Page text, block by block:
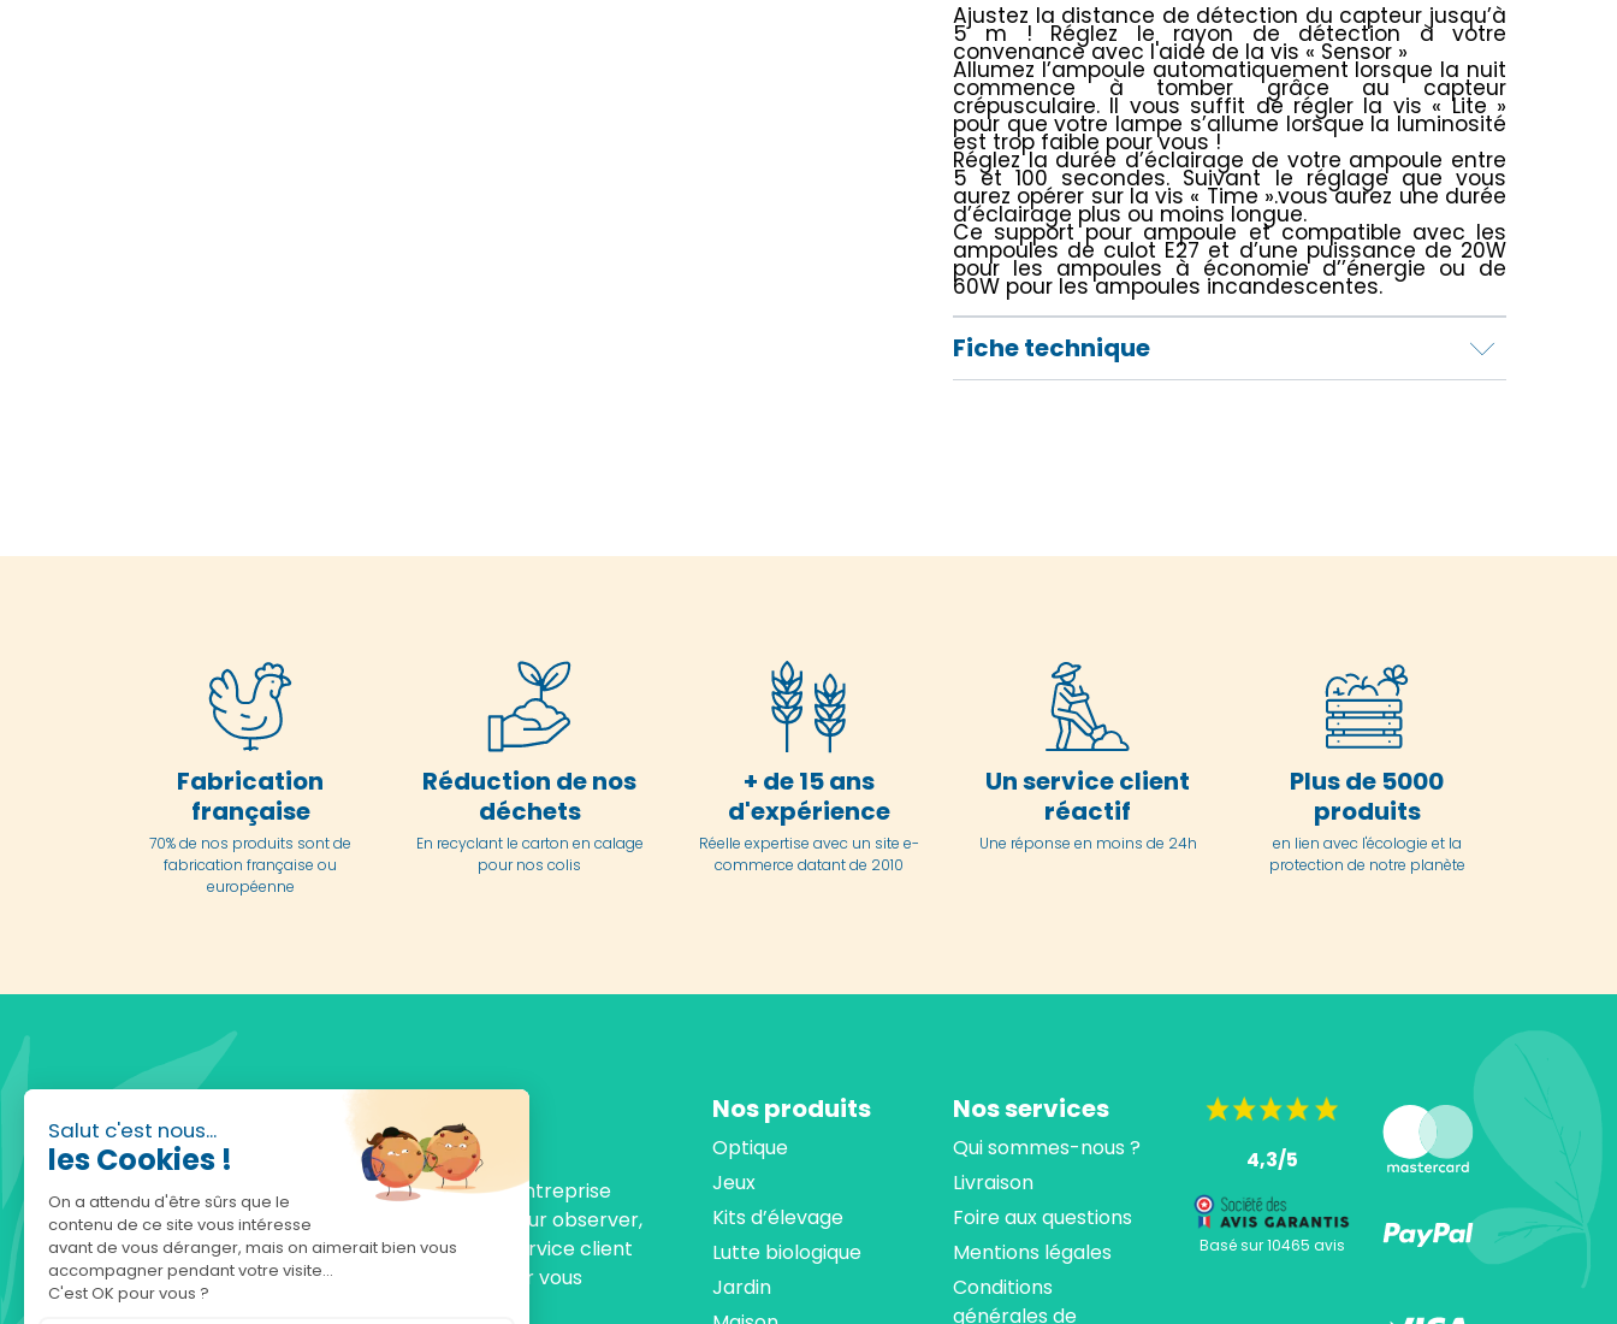
Salut c'est nous...
les Cookies !
On a attendu d'être sûrs que le
contenu de ce site vous intéresse
avant de vous déranger, mais on aimerait bien vous
accompagner pendant votre visite...
C'est OK pour vous ?
Ajustez la distance de détection du capteur jusqu’à
5 m ! Réglez le rayon de détection à votre
convenance avec l'aide de la vis « Sensor »
Allumez l’ampoule automatiquement lorsque la nuit
commence à tomber grâce au capteur
crépusculaire. Il vous suffit de régler la vis « Lite »
pour que votre lampe s’allume lorsque la luminosité
est trop faible pour vous !
Réglez la durée d’éclairage de votre ampoule entre
5 et 100 secondes. Suivant le réglage que vous
aurez opérer sur la vis « Time ».vous aurez une durée
d’éclairage plus ou moins longue.
Ce support pour ampoule et compatible avec les
ampoules de culot E27 et d’une puissance de 20W
pour les ampoules à économie d’’énergie ou de
60W pour les ampoules incandescentes.
Fiche technique
Fabrication
française
70% de nos produits sont de
fabrication française ou
européenne
Réduction de nos
déchets
En recyclant le carton en calage
pour nos colis
+ de 15 ans
d'expérience
Réelle expertise avec un site e-
commerce datant de 2010
Un service client
réactif
Une réponse en moins de 24h
Plus de 5000
produits
en lien avec l'écologie et la
protection de notre planète
Fondée en 2010, achatnature.com est une entreprise
française qui réunit plus de 5000 produits pour observer,
comprendre et protéger la nature. Notre service client
est à votre écoute, du lundi au vendredi, pour vous
accompagner.
Nos produits
Optique
Jeux
Kits d’élevage
Lutte biologique
Jardin
Nos services
Qui sommes-nous ?
Livraison
Foire aux questions
Mentions légales
Conditions
générales de
4,3/5
Basé sur 10465 avis